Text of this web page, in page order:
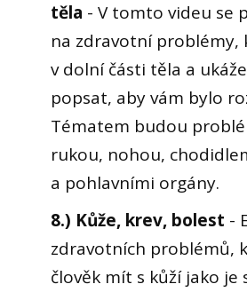
těla - V tomto videu se
na zdravotní problémy,
v dolní části těla a
popsat, aby vám bylo
Tématem budou
rukou, nohou,
a pohlavními orgány.
8.) Kůže, krev, bolest -
zdravotních problémů,
člověk mít s kůží jako je